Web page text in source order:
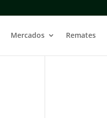
Mercados Remates